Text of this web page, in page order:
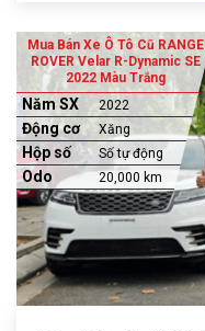
Mua Bán Xe Ô Tô Cũ RANGE
ROVER Velar R-Dynamic SE
2022 Màu Trắng
Năm SX 2022
Động cơ Xăng
Hộp số Số tự động
Odo 20,000 km